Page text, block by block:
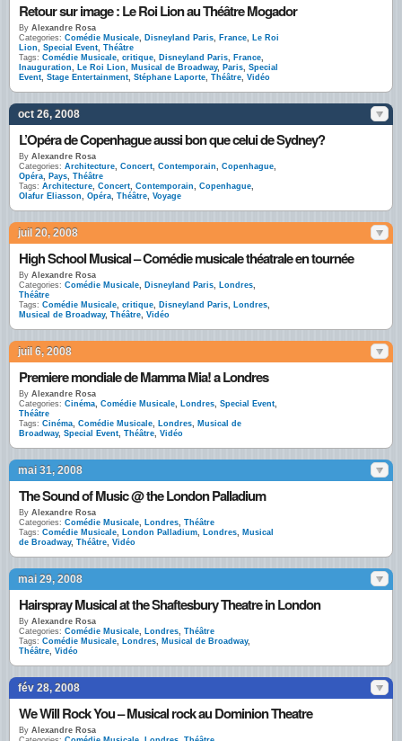
Retour sur image : Le Roi Lion au Théâtre Mogador
By Alexandre Rosa
Categories: Comédie Musicale, Disneyland Paris, France, Le Roi
Lion, Special Event, Théâtre
Tags: Comédie Musicale, critique, Disneyland Paris, France,
Inauguration, Le Roi Lion, Musical de Broadway, Paris, Special
Event, Stage Entertainment, Stéphane Laporte, Théâtre, Vidéo
oct 26, 2008
L’Opéra de Copenhague aussi bon que celui de Sydney?
By Alexandre Rosa
Categories: Architecture, Concert, Contemporain, Copenhague,
Opéra, Pays, Théâtre
Tags: Architecture, Concert, Contemporain, Copenhague,
Olafur Eliasson, Opéra, Théâtre, Voyage
juil 20, 2008
High School Musical – Comédie musicale théatrale en tournée
By Alexandre Rosa
Categories: Comédie Musicale, Disneyland Paris, Londres,
Théâtre
Tags: Comédie Musicale, critique, Disneyland Paris, Londres,
Musical de Broadway, Théâtre, Vidéo
juil 6, 2008
Premiere mondiale de Mamma Mia! a Londres
By Alexandre Rosa
Categories: Cinéma, Comédie Musicale, Londres, Special Event,
Théâtre
Tags: Cinéma, Comédie Musicale, Londres, Musical de
Broadway, Special Event, Théâtre, Vidéo
mai 31, 2008
The Sound of Music @ the London Palladium
By Alexandre Rosa
Categories: Comédie Musicale, Londres, Théâtre
Tags: Comédie Musicale, London Palladium, Londres, Musical
de Broadway, Théâtre, Vidéo
mai 29, 2008
Hairspray Musical at the Shaftesbury Theatre in London
By Alexandre Rosa
Categories: Comédie Musicale, Londres, Théâtre
Tags: Comédie Musicale, Londres, Musical de Broadway,
Théâtre, Vidéo
fév 28, 2008
We Will Rock You – Musical rock au Dominion Theatre
By Alexandre Rosa